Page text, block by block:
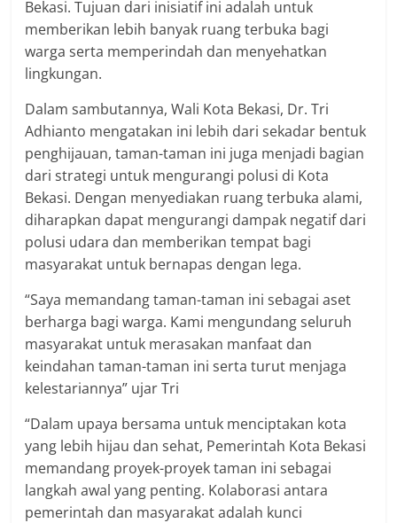
Bekasi. Tujuan dari inisiatif ini adalah untuk
memberikan lebih banyak ruang terbuka bagi
warga serta memperindah dan menyehatkan
lingkungan.
Dalam sambutannya, Wali Kota Bekasi, Dr. Tri
Adhianto mengatakan ini lebih dari sekadar bentuk
penghijauan, taman-taman ini juga menjadi bagian
dari strategi untuk mengurangi polusi di Kota
Bekasi. Dengan menyediakan ruang terbuka alami,
diharapkan dapat mengurangi dampak negatif dari
polusi udara dan memberikan tempat bagi
masyarakat untuk bernapas dengan lega.
“Saya memandang taman-taman ini sebagai aset
berharga bagi warga. Kami mengundang seluruh
masyarakat untuk merasakan manfaat dan
keindahan taman-taman ini serta turut menjaga
kelestariannya” ujar Tri
“Dalam upaya bersama untuk menciptakan kota
yang lebih hijau dan sehat, Pemerintah Kota Bekasi
memandang proyek-proyek taman ini sebagai
langkah awal yang penting. Kolaborasi antara
pemerintah dan masyarakat adalah kunci